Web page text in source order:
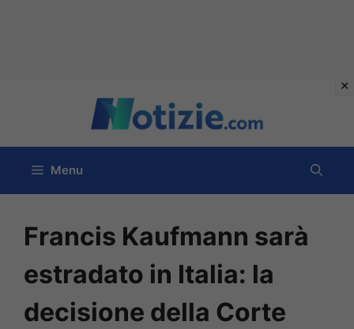
contenuto
Menu
Francis Kaufmann sarà
estradato in Italia: la
decisione della Corte